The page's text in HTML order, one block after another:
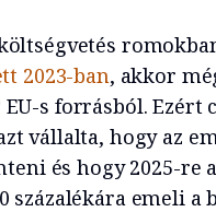
2023-ban, akkor
s forrásból. Ezért
vállalta, hogy az
és hogy 2025-re
százalékára emeli a